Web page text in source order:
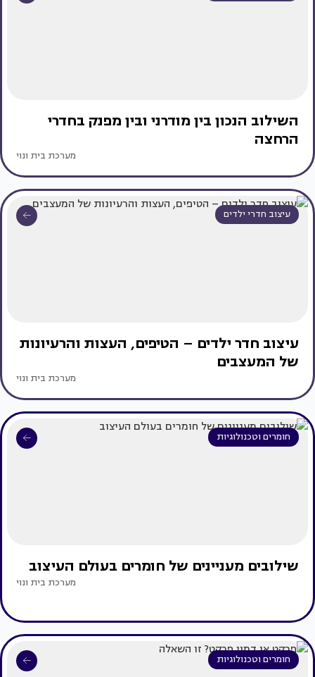
השילוב הנכון בין מודרני ובין מפנק בחדרי
הרחצה
מערכת בית ונוי
עיצוב חדרי ילדים
עיצוב חדר ילדים – הטיפים, העצות והרעיונות
של המעצבים
מערכת בית ונוי
חומרים וטכנולוגיות
שילובים מעניינים של חומרים בעולם העיצוב
מערכת בית ונוי
חומרים וטכנולוגיות